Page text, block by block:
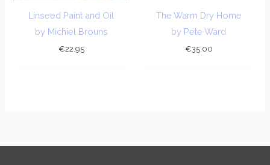
Linseed Paint and Oil
by Michiel Brouns
€22.95
The Warm Dry Home
by Pete Ward
€35.00